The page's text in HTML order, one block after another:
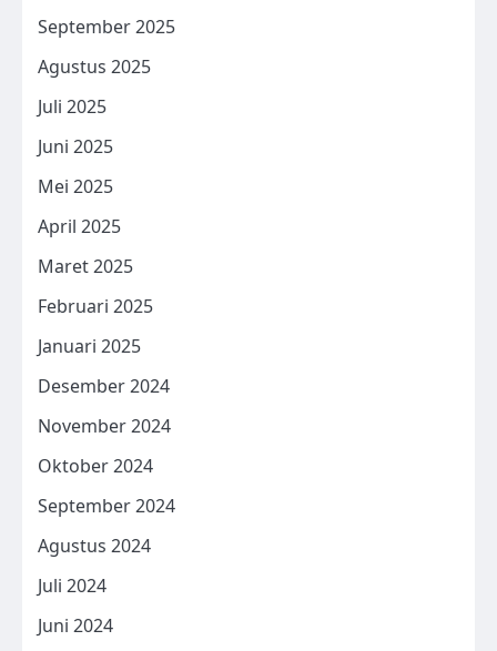
September 2025
Agustus 2025
Juli 2025
Juni 2025
Mei 2025
April 2025
Maret 2025
Februari 2025
Januari 2025
Desember 2024
November 2024
Oktober 2024
September 2024
Agustus 2024
Juli 2024
Juni 2024